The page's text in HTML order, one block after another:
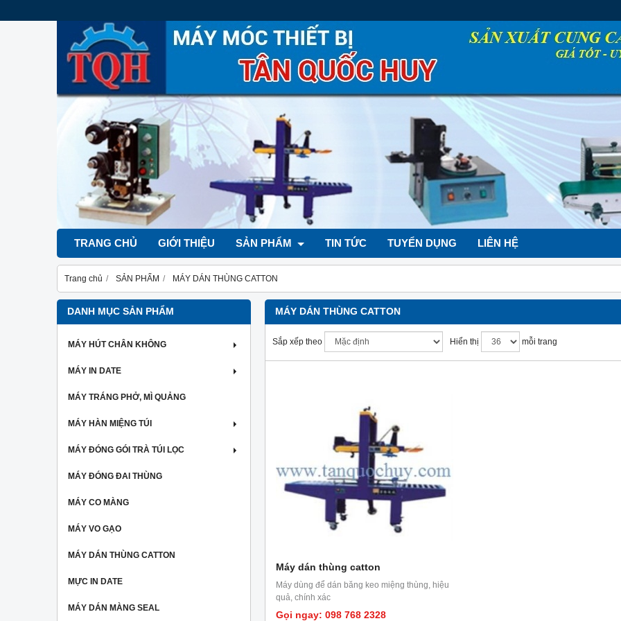
TRANG CHỦ GIỚI THIỆU SẢN PHẨM TIN TỨC TUYỂN DỤNG LIÊN HỆ
Trang chủ SẢN PHẨM MÁY DÁN THÙNG CATTON
DANH MỤC SẢN PHẨM
MÁY HÚT CHÂN KHÔNG
MÁY IN DATE
MÁY TRÁNG PHỞ, MÌ QUẢNG
MÁY HÀN MIỆNG TÚI
MÁY ĐÓNG GÓI TRÀ TÚI LỌC
MÁY ĐÓNG ĐAI THÙNG
MÁY CO MÀNG
MÁY VO GẠO
MÁY DÁN THÙNG CATTON
MỰC IN DATE
MÁY DÁN MÀNG SEAL
MÁY DÁN THÙNG CATTON
Sắp xếp theo Hiển thị mỗi trang
Máy dán thùng catton
Máy dùng để dán băng keo miệng thùng, hiệu
quả, chính xác
Gọi ngay: 098 768 2328